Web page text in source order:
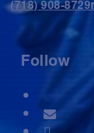
(718) 908-8729
Follow